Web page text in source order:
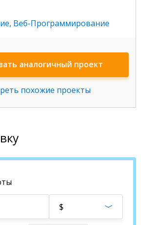
, Веб-Программирование
аналогичный проект
похожие проекты
$